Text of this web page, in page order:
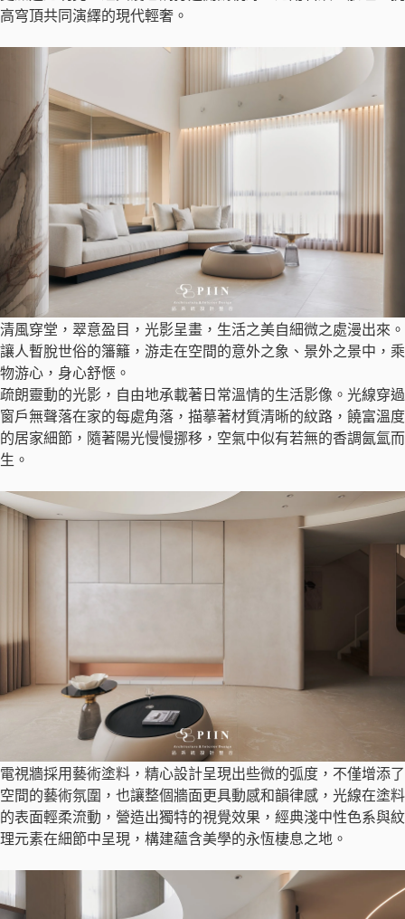
高穹頂共同演繹的現代輕奢。
清風穿堂，翠意盈目，光影呈畫，生活之美自細微之處漫出來。
讓人暫脫世俗的籓籬，游走在空間的意外之象、景外之景中，乘
物游心，身心舒愜。
疏朗靈動的光影，自由地承載著日常溫情的生活影像。光線穿過
窗戶無聲落在家的每處角落，描摹著材質清晰的紋路，饒富溫度
的居家細節，隨著陽光慢慢挪移，空氣中似有若無的香調氤氳而
生。
電視牆採用藝術塗料，精心設計呈現出些微的弧度，不僅增添了
空間的藝術氛圍，也讓整個牆面更具動感和韻律感，光線在塗料
的表面輕柔流動，營造出獨特的視覺效果，經典淺中性色系與紋
理元素在細節中呈現，構建蘊含美學的永恆棲息之地。